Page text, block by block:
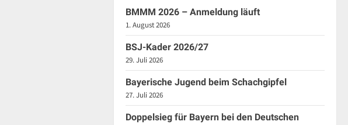
BMMM 2026 – Anmeldung läuft
1. August 2026
BSJ-Kader 2026/27
29. Juli 2026
Bayerische Jugend beim Schachgipfel
27. Juli 2026
Doppelsieg für Bayern bei den Deutschen